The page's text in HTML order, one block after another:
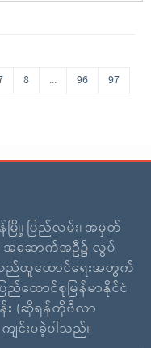
8 ... 96
97
ြို့၊ ပြည်လမ်း၊ အမှတ်
အဆောက်အဦ၌ လွပ်
န်လည်ထူထောင်ရေးအတွက်
ည်ထောင်စုမြန်မာနိုင်ငံ
း (ဆိုရန်တိုဗီလာ
ျင်းပခဲ့ပါသည်။